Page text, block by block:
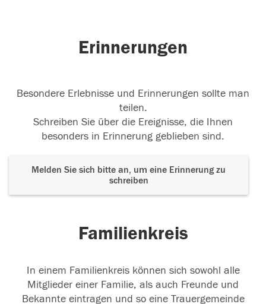
Erinnerungen
Besondere Erlebnisse und Erinnerungen sollte man
teilen.
Schreiben Sie über die Ereignisse, die Ihnen
besonders in Erinnerung geblieben sind.
Melden Sie sich bitte an, um eine Erinnerung zu
schreiben
Familienkreis
In einem Familienkreis können sich sowohl alle
Mitglieder einer Familie, als auch Freunde und
Bekannte eintragen und so eine Trauergemeinde